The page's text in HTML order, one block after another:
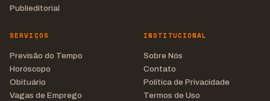
Publieditorial
SERVIÇOS
Previsão do Tempo
Horóscopo
Obituário
Vagas de Emprego
INSTITUCIONAL
Sobre Nós
Contato
Política de Privacidade
Termos de Uso